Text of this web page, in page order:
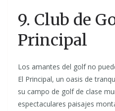
9. Club de
Principal
Los amantes del golf no
El Principal, un oasis de
su campo de golf de clase
espectaculares paisajes